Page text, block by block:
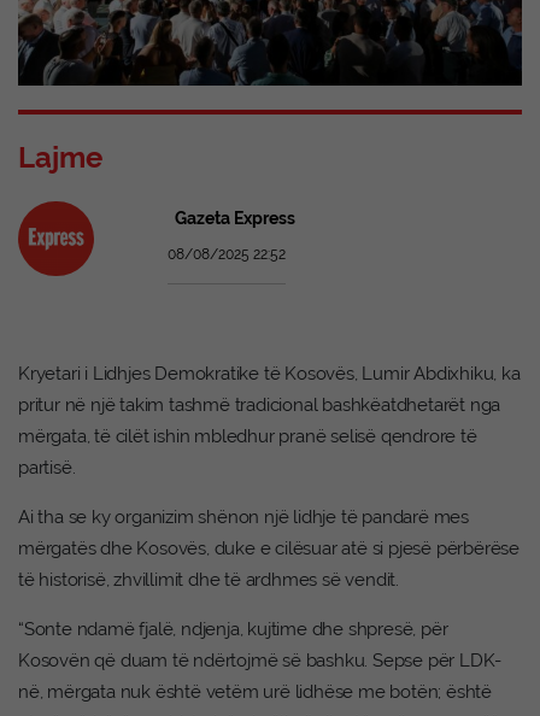
Lajme
Gazeta Express
08/08/2025 22:52
Kryetari i Lidhjes Demokratike të Kosovës, Lumir Abdixhiku, ka
pritur në një takim tashmë tradicional bashkëatdhetarët nga
mërgata, të cilët ishin mbledhur pranë selisë qendrore të
partisë.
Ai tha se ky organizim shënon një lidhje të pandarë mes
mërgatës dhe Kosovës, duke e cilësuar atë si pjesë përbërëse
të historisë, zhvillimit dhe të ardhmes së vendit.
“Sonte ndamë fjalë, ndjenja, kujtime dhe shpresë, për
Kosovën që duam të ndërtojmë së bashku. Sepse për LDK-
në, mërgata nuk është vetëm urë lidhëse me botën; është